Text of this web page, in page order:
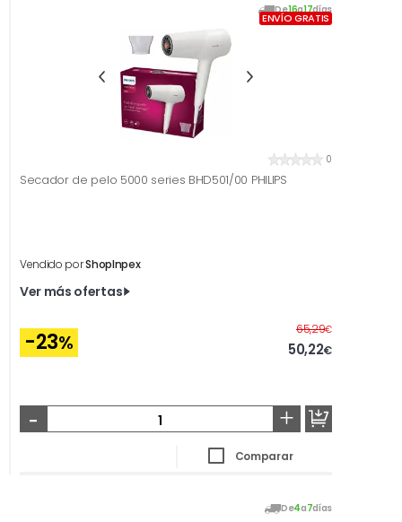
De16a17días
ENVÍO GRATIS
0
Secador de pelo 5000 series BHD501/00 PHILIPS
Vendido porShopInpex
Ver más ofertas
-23%
65,29€Antes
50,22€
- +
Comparar
De4a7días